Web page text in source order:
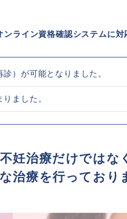
ンライン資格確認システムに
）が可能となりました。
ました。
不妊治療だけではな
治療を行っており